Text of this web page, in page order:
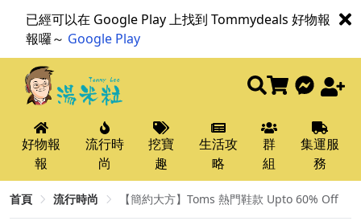
已經可以在 Google Play 上找到 Tommydeals 好物報
報囉～ Google Play
好物報
報
流行時
尚
挖寶
趣
生活攻
略
群
組
集運服
務
首頁 流行時尚 【簡約大方】Toms 熱門鞋款 Upto 60% Off